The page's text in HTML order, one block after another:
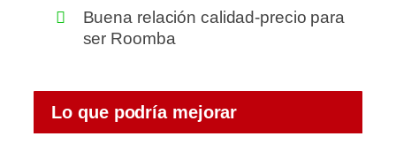
Buena relación calidad-precio para
ser Roomba
Lo que podría mejorar